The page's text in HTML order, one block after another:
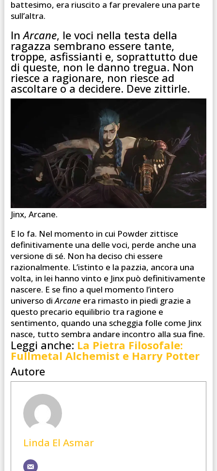
battesimo, era riuscito a far prevalere una parte
sull’altra.
InArcane, le voci nella testa della
ragazza sembrano essere tante,
troppe, asfissianti e, soprattutto due
di queste, non le danno tregua. Non
riesce a ragionare, non riesce ad
ascoltare o a decidere. Deve zittirle.
Jinx, Arcane.
E lo fa. Nel momento in cui Powder zittisce
definitivamente una delle voci, perde anche una
versione di sé. Non ha deciso chi essere
razionalmente. L’istinto e la pazzia, ancora una
volta, in lei hanno vinto e Jinx può definitivamente
nascere. E se fino a quel momento l’intero
universo diArcaneera rimasto in piedi grazie a
questo precario equilibrio tra ragione e
sentimento, quando una scheggia folle come Jinx
nasce, tutto sembra andare incontro alla sua fine.
Leggi anche: La Pietra Filosofale:
Fullmetal Alchemist e Harry Potter
Autore
Linda El Asmar